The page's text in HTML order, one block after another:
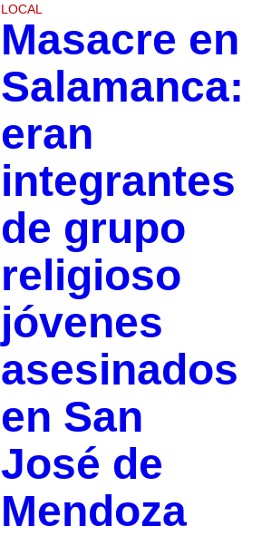
LOCAL
Masacre en
Salamanca:
eran
integrantes
de grupo
religioso
jóvenes
asesinados
en San
José de
Mendoza